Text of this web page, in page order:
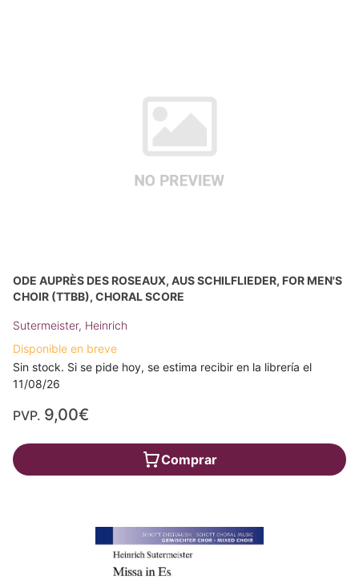
ODE AUPRÈS DES ROSEAUX, AUS SCHILFLIEDER, FOR MEN'S
CHOIR (TTBB), CHORAL SCORE
Sutermeister, Heinrich
Disponible en breve
Sin stock. Si se pide hoy, se estima recibir en la librería el
11/08/26
PVP. 9,00€
Comprar